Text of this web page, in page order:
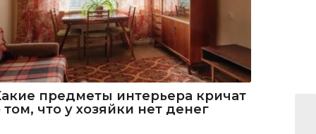
предметы интерьера кричат
том, что у хозяйки нет денег